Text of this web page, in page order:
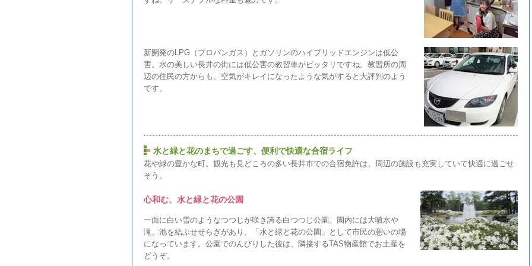
新開発のLPG（プロパンガス）とガソリンのハイブリッドエンジンは低公
害。水の美しい長井の街には低公害の教習車がピッタリですね。教習所の周
辺の住民の方からも、空気がキレイになったような気がすると大評判のよう
です。
水と緑と花のまちで過ごす、便利で快適な合宿ライフ
花や緑の豊かな町。観光も見どころの多い長井市での合宿免許は、周辺の施設も充実していて快適に過ごせ
そう。
心和む、水と緑と花の公園
一面に白い雪のようなつつじが咲き誇る白つつじ公園。園内には大噴水や
滝、池を結ぶせせらぎがあり、「水と緑と花の公園」として市民の憩いの場
になっています。公園でのんびりした後は、隣接するTAS物産館でお土産を
どうぞ。